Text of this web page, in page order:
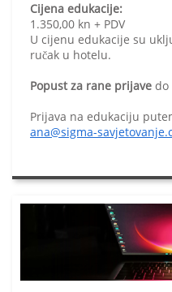
Cijena edukacije:
1.350,00 kn + PDV
U cijenu edukacije su
ručak u hotelu.
Popust za rane prijave do
Prijava na edukaciju
ana@sigma-